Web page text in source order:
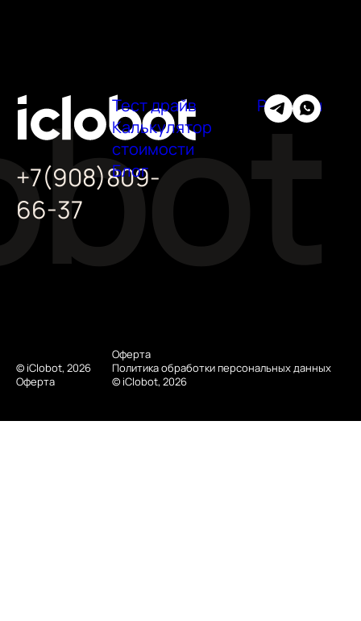
+7(908)809-
66-37
© iClobot, 2026
Оферта
Тест драйв
Калькулятор
стоимости
Блог
Регионы
Оферта
Политика обработки персональных данных
© iClobot, 2026